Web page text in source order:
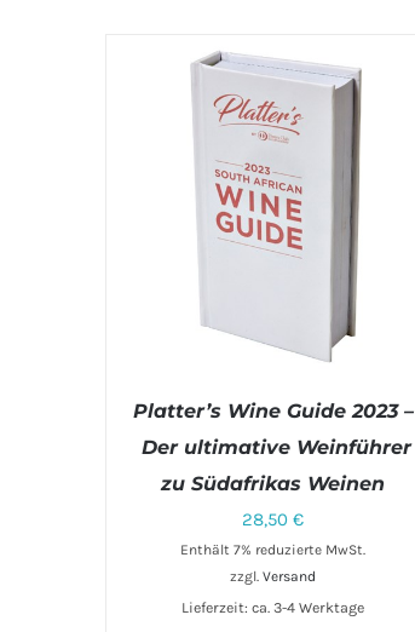
Platter’s Wine Guide 2023 –
Der ultimative Weinführer
zu Südafrikas Weinen
28,50€
Enthält 7% reduzierte MwSt.
zzgl.Versand
Lieferzeit: ca. 3-4 Werktage